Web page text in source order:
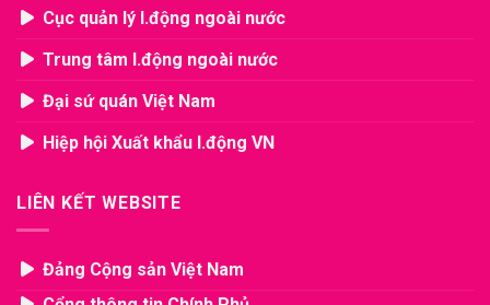
Cục quản lý l.động ngoài nước
Trung tâm l.động ngoài nước
Đại sứ quán Việt Nam
Hiệp hội Xuất khẩu l.động VN
LIÊN KẾT WEBSITE
Đảng Cộng sản Việt Nam